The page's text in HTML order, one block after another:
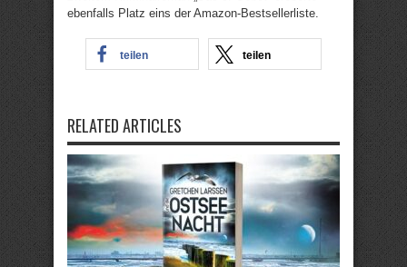
ebenfalls Platz eins der Amazon-Bestsellerliste.
teilen teilen
RELATED ARTICLES